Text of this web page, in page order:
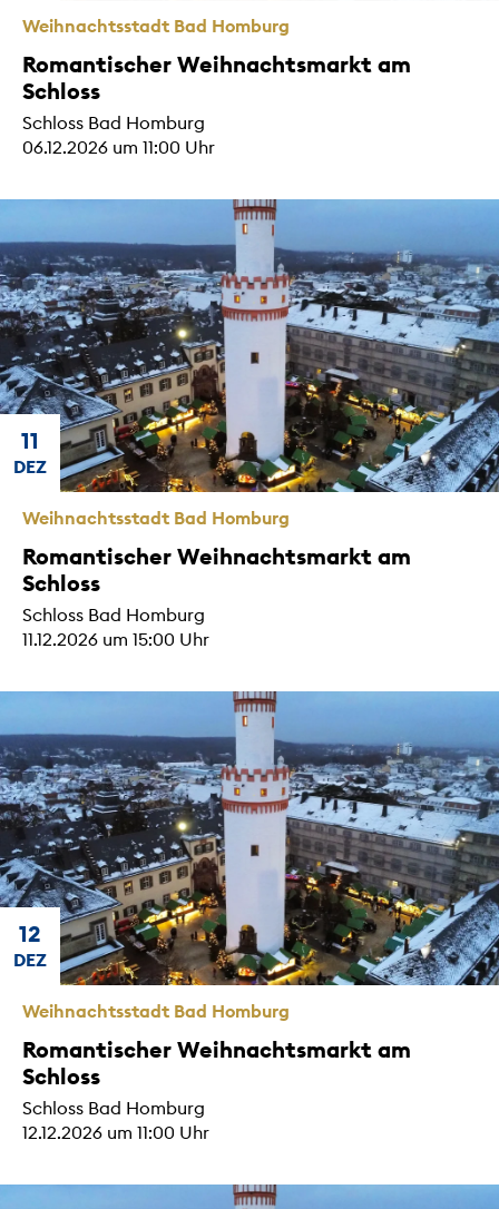
Weihnachtsstadt Bad Homburg
Romantischer Weihnachtsmarkt am
Schloss
Schloss Bad Homburg
06.12.2026 um 11:00 Uhr
Weihnachtsstadt Bad Homburg
Romantischer Weihnachtsmarkt am
Schloss
Schloss Bad Homburg
11.12.2026 um 15:00 Uhr
11
DEZ
Weihnachtsstadt Bad Homburg
Romantischer Weihnachtsmarkt am
Schloss
Schloss Bad Homburg
12.12.2026 um 11:00 Uhr
12
DEZ